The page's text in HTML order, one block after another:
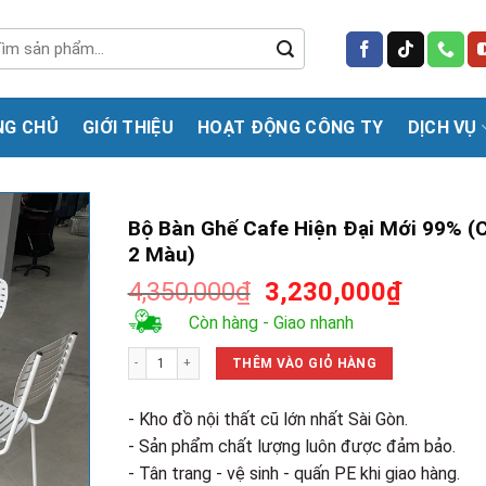
CHỦ GIỚI THIỆU HOẠT ĐỘNG CÔNG TY DỊCH VỤ
Bộ Bàn Ghế Cafe Hiện Đại Mới 99%
2 Màu)
4,350,000₫ Giá
gốc
là:
4,350,000₫.
3,230,000₫Giá
Còn hàng - Giao nhanh
Bộ Bàn Ghế Cafe Hiện Đại Mới 99% (Có 2 Màu) số lượng
THÊM VÀO GIỎ HÀNG
- Kho đồ nội thất cũ lớn nhất Sài Gòn.
- Sản phẩm chất lượng luôn được đảm bảo.
- Tân trang - vệ sinh - quấn PE khi giao hàng.